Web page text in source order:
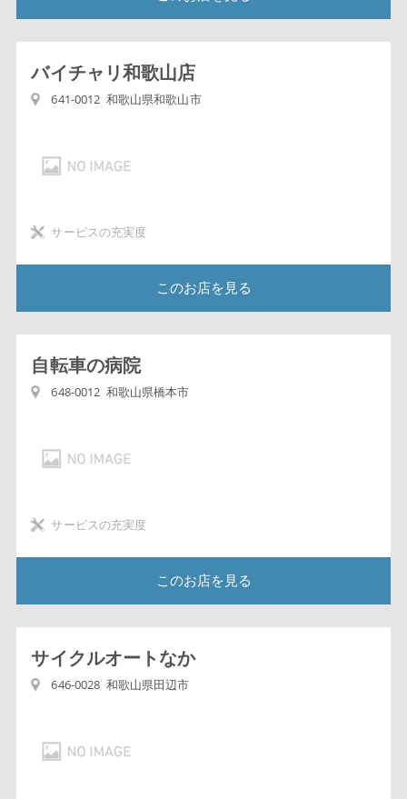
バイチャリ和歌山店
641-0012 和歌山県和歌山市
サービスの充実度
このお店を見る
自転車の病院
648-0012 和歌山県橋本市
サービスの充実度
このお店を見る
サイクルオートなか
646-0028 和歌山県田辺市